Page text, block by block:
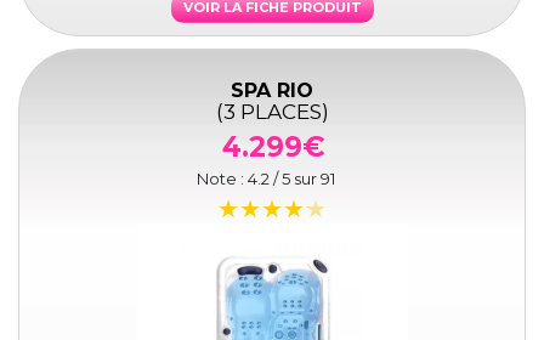
VOIR LA FICHE PRODUIT
SPA RIO
(3 PLACES)
4.299€
Note : 4.2 / 5 sur91